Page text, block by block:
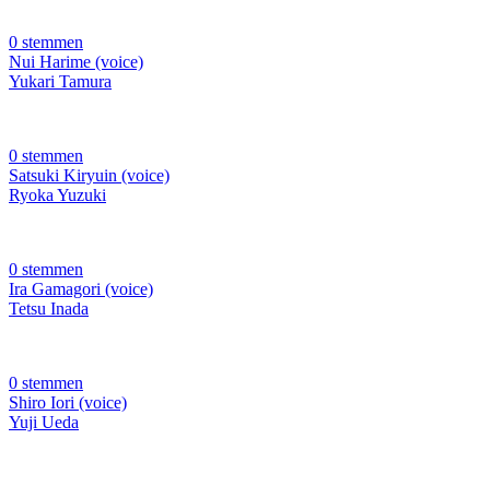
0 stemmen
Nui Harime (voice)
Yukari Tamura
0 stemmen
Satsuki Kiryuin (voice)
Ryoka Yuzuki
0 stemmen
Ira Gamagori (voice)
Tetsu Inada
0 stemmen
Shiro Iori (voice)
Yuji Ueda